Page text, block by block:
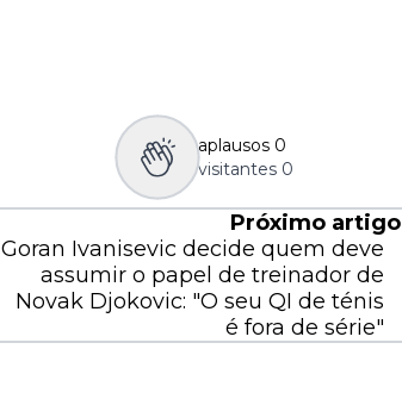
aplausos 0
visitantes 0
Próximo artigo
Goran Ivanisevic decide quem deve
assumir o papel de treinador de
Novak Djokovic: "O seu QI de ténis
é fora de série"